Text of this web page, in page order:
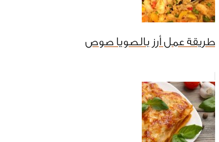
طريقة عمل أرز بالصويا صوص